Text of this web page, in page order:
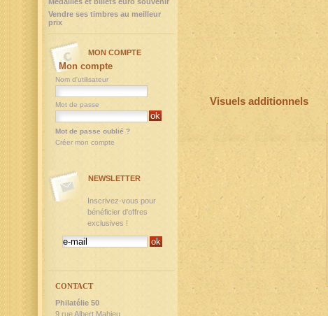
Visuels additionnels
Vendre ses timbres au meilleur
prix
MON COMPTE
Mon compte
Nom d'utilisateur
Mot de passe
Mot de passe oublié ?
Créer mon compte
NEWSLETTER
Inscrivez-vous pour
bénéficier d'offres
exclusives !
CONTACT
Philatélie 50
9,rue Albert Mahieu